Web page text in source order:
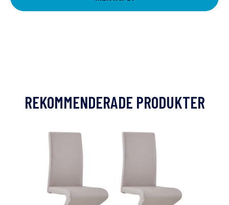
REKOMMENDERADE PRODUKTER